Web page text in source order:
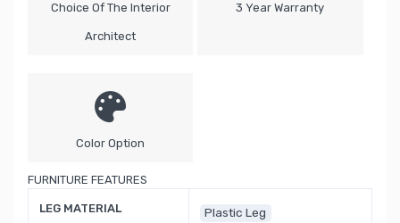
Choice Of The Interior
Architect
3 Year Warranty
Color Option
FURNITURE FEATURES
LEG MATERIAL Plastic Leg